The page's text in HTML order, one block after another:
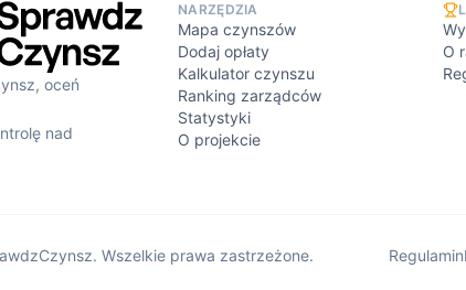
oceń
nad
NARZĘDZIA
Mapa czynszów
Dodaj opłaty
Kalkulator czynszu
Ranking zarządców
Statystyki
O projekcie
O
Wszelkie prawa zastrzeżone. Regulamin